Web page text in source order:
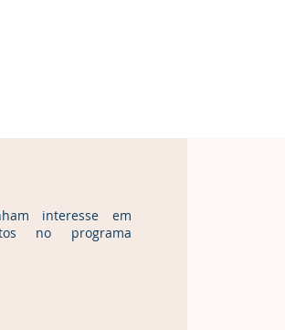
interesse em
no programa